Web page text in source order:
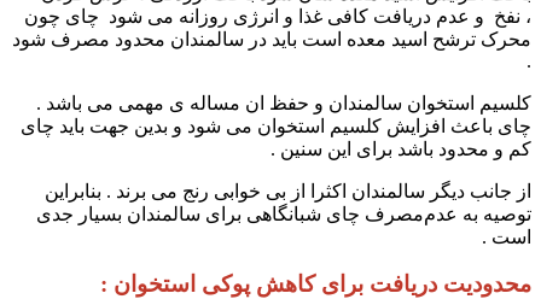
، نفخ و عدم دریافت کافی غذا و انرژی روزانه می شود ‌ چای چون
محرک ترشح اسید معده است باید در سالمندان محدود مصرف شود
.
کلسیم استخوان سالمندان و حفظ ان مساله ی مهمی می باشد .
چای باعث افزایش کلسیم استخوان می شود و بدین جهت باید چای
کم و محدود باشد برای این سنین .
از جانب دیگر سالمندان اکثرا از بی خوابی رنج می برند . بنابراین
توصیه به عدم‌مصرف چای شبانگاهی برای سالمندان بسیار جدی
است .
محدودیت دریافت برای کاهش پوکی استخوان :